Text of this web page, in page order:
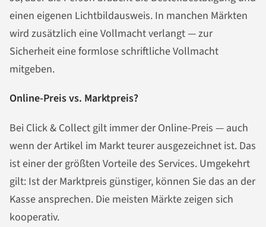
einen eigenen Lichtbildausweis. In manchen Märkten
wird zusätzlich eine Vollmacht verlangt — zur
Sicherheit eine formlose schriftliche Vollmacht
mitgeben.
Online-Preis vs. Marktpreis?
Bei Click & Collect gilt immer der Online-Preis — auch
wenn der Artikel im Markt teurer ausgezeichnet ist. Das
ist einer der größten Vorteile des Services. Umgekehrt
gilt: Ist der Marktpreis günstiger, können Sie das an der
Kasse ansprechen. Die meisten Märkte zeigen sich
kooperativ.